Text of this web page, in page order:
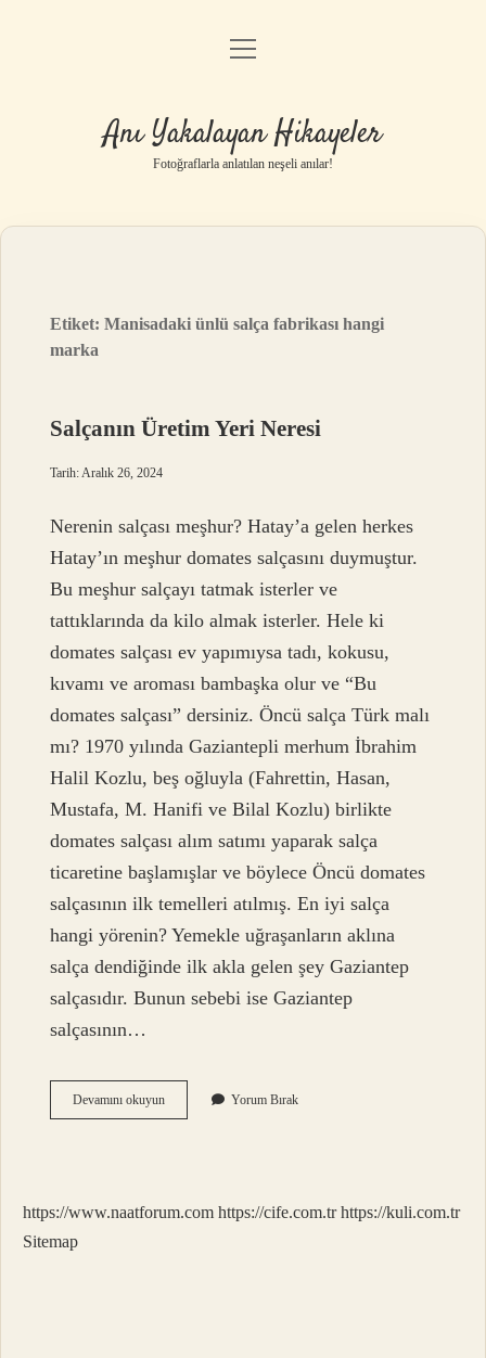
Anasayfa
Yasal Uyarı
menüyü
Anı Yakalayan Hikayeler
Fotoğraflarla anlatılan neşeli anılar!
Etiket:Manisadaki ünlü salça fabrikası hangi
marka
Salçanın Üretim Yeri Neresi
Tarih: Aralık 26, 2024
Nerenin salçası meşhur? Hatay’a gelen herkes
Hatay’ın meşhur domates salçasını duymuştur.
Bu meşhur salçayı tatmak isterler ve
tattıklarında da kilo almak isterler. Hele ki
domates salçası ev yapımıysa tadı, kokusu,
kıvamı ve aroması bambaşka olur ve “Bu
domates salçası” dersiniz. Öncü salça Türk malı
mı? 1970 yılında Gaziantepli merhum İbrahim
Halil Kozlu, beş oğluyla (Fahrettin, Hasan,
Mustafa, M. Hanifi ve Bilal Kozlu) birlikte
domates salçası alım satımı yaparak salça
ticaretine başlamışlar ve böylece Öncü domates
salçasının ilk temelleri atılmış. En iyi salça
hangi yörenin? Yemekle uğraşanların aklına
salça dendiğinde ilk akla gelen şey Gaziantep
salçasıdır. Bunun sebebi ise Gaziantep
salçasının…
Devamını okuyunSalçanın
Üretim
Yorum Bırak
https://www.naatforum.com https://cife.com.tr https://kuli.com.tr
Sitemap